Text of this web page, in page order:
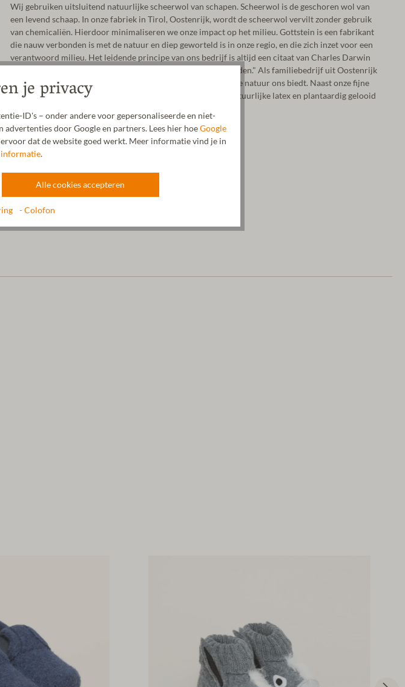
Wij gebruiken uitsluitend natuurlijke scheerwol van schapen. Scheerwol is de geschoren wol van
een levend schaap. In onze fabriek in Tirol, Oostenrijk, wordt de scheerwol vervilt zonder gebruik
van chemicaliën. Hierdoor minimaliseren we onze impact op het milieu. Gottstein is een fabrikant
die nauw verbonden is met de natuur en diep geworteld is in onze regio, en die zich inzet voor een
verantwoord milieu. Het leidende principe van ons bedrijf is altijd een citaat van Charles Darwin
geweest: "Alles wat tegen de natuur ingaat, kan niet standhouden." Als familiebedrijf uit Oostenrijk
werken we al generaties lang uitsluitend met materialen die de natuur ons biedt. Naast onze fijne
scheerwol gebruiken we natuurlijke materialen zoals kurk, natuurlijke latex en plantaardig gelooid
je privacy
ID's – onder andere voor gepersonaliseerde en niet-
door Google en partners. Lees hier hoeGoogle
dat de website goed werkt. Meer informatie vind je in
informatie.
Alle cookies accepteren
- Colofon